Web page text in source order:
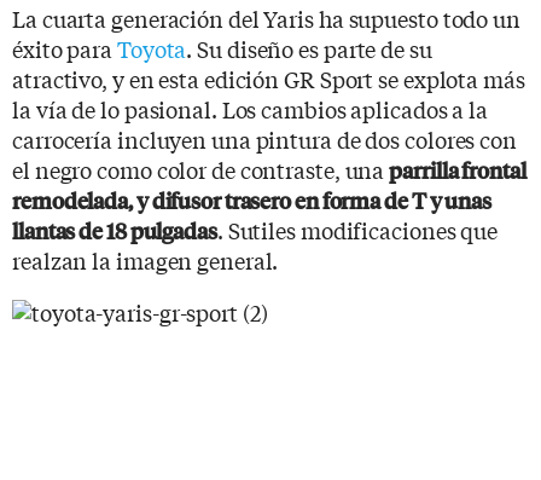
La cuarta generación del Yaris ha supuesto todo un
éxito para Toyota. Su diseño es parte de su
atractivo, y en esta edición GR Sport se explota más
la vía de lo pasional. Los cambios aplicados a la
carrocería incluyen una pintura de dos colores con
el negro como color de contraste, unaparrilla frontal
remodelada, y difusor trasero en forma de T y unas
llantas de 18 pulgadas. Sutiles modificaciones que
realzan la imagen general.